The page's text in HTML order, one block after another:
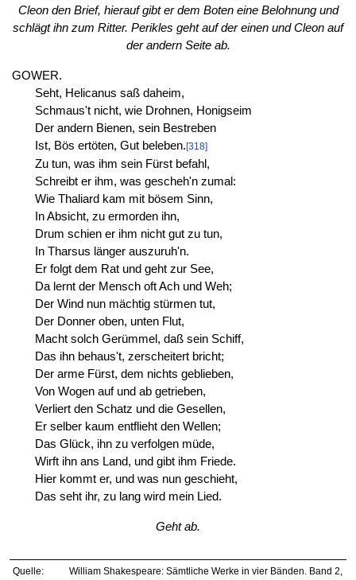
Cleon den Brief, hierauf gibt er dem Boten eine Belohnung und
schlägt ihn zum Ritter. Perikles geht auf der einen und Cleon auf
der andern Seite ab.
GOWER.
Seht, Helicanus saß daheim,
Schmaus't nicht, wie Drohnen, Honigseim
Der andern Bienen, sein Bestreben
Ist, Bös ertöten, Gut beleben.[318]
Zu tun, was ihm sein Fürst befahl,
Schreibt er ihm, was gescheh'n zumal:
Wie Thaliard kam mit bösem Sinn,
In Absicht, zu ermorden ihn,
Drum schien er ihm nicht gut zu tun,
In Tharsus länger auszuruh'n.
Er folgt dem Rat und geht zur See,
Da lernt der Mensch oft Ach und Weh;
Der Wind nun mächtig stürmen tut,
Der Donner oben, unten Flut,
Macht solch Gerümmel, daß sein Schiff,
Das ihn behaus't, zerscheitert bricht;
Der arme Fürst, dem nichts geblieben,
Von Wogen auf und ab getrieben,
Verliert den Schatz und die Gesellen,
Er selber kaum entflieht den Wellen;
Das Glück, ihn zu verfolgen müde,
Wirft ihn ans Land, und gibt ihm Friede.
Hier kommt er, und was nun geschieht,
Das seht ihr, zu lang wird mein Lied.
Geht ab.
Quelle:
William Shakespeare: Sämtliche Werke in vier Bänden. Band 2,